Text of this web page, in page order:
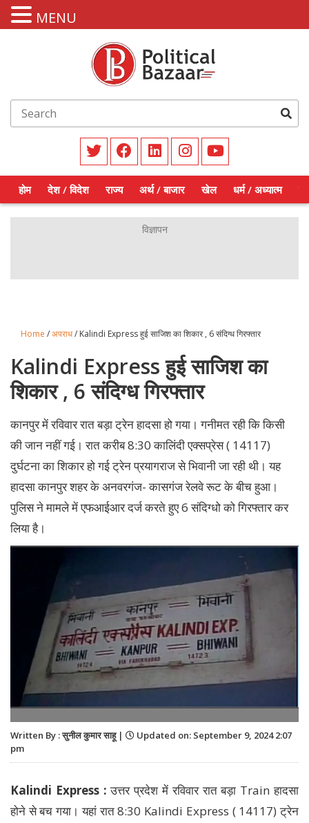
होम देश / विदेश राज्य अर्थ / बाजार खेल धर्म / अध्यात्म
Home /अपराध/ Kalindi Express हुई साजिश का शिकार , 6 संदिग्ध गिरफ्तार
Kalindi Express हुई साजिश का
शिकार , 6 संदिग्ध गिरफ्तार
कानपुर में रविवार रात बड़ा ट्रेन हादसा हो गया। गनीमत रही कि किसी
की जान नहीं गई। रात करीब 8:30 कालिंदी एक्सप्रेस ( 14117)
दुर्घटना का शिकार हो गई ट्रेन प्रयागराज से भिवानी जा रही थी। यह
हादसा कानपुर शहर के अनवरगंज- कासगंज रेलवे रूट के बीच हुआ।
पुलिस ने मामले में एफआईआर दर्ज करते हुए 6 संदिग्धो को गिरफ्तार कर
लिया है।
Written By : सुनील कुमार साहू |
Updated on: September 9, 2024 2:07
pm
Kalindi Express : उत्तर प्रदेश में रविवार रात बड़ा Train हादसा
होने से बच गया। यहां रात 8:30 Kalindi Express ( 14117) ट्रेन
MENU